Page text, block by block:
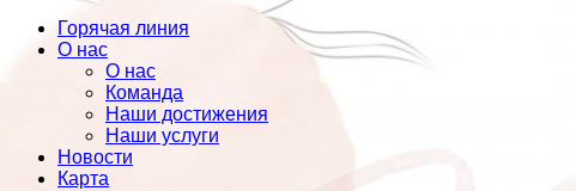
Горячая линия
О нас
О нас
Команда
Наши достижения
Наши услуги
Новости
Карта